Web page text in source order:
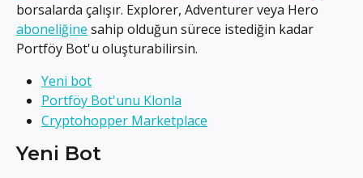
borsalarda çalışır. Explorer, Adventurer veya Hero
aboneliğine sahip olduğun sürece istediğin kadar
Portföy Bot'u oluşturabilirsin.
Yeni bot
Portföy Bot'unu Klonla
Cryptohopper Marketplace
Yeni Bot